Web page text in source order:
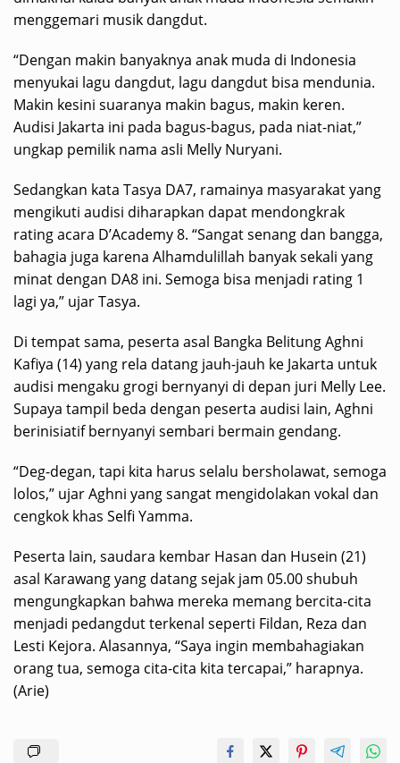
menggemari musik dangdut.
“Dengan makin banyaknya anak muda di Indonesia
menyukai lagu dangdut, lagu dangdut bisa mendunia.
Makin kesini suaranya makin bagus, makin keren.
Audisi Jakarta ini pada bagus-bagus, pada niat-niat,”
ungkap pemilik nama asli Melly Nuryani.
Sedangkan kata Tasya DA7, ramainya masyarakat yang
mengikuti audisi diharapkan dapat mendongkrak
rating acara D’Academy 8. “Sangat senang dan bangga,
bahagia juga karena Alhamdulillah banyak sekali yang
minat dengan DA8 ini. Semoga bisa menjadi rating 1
lagi ya,” ujar Tasya.
Di tempat sama, peserta asal Bangka Belitung Aghni
Kafiya (14) yang rela datang jauh-jauh ke Jakarta untuk
audisi mengaku grogi bernyanyi di depan juri Melly Lee.
Supaya tampil beda dengan peserta audisi lain, Aghni
berinisiatif bernyanyi sembari bermain gendang.
“Deg-degan, tapi kita harus selalu bersholawat, semoga
lolos,” ujar Aghni yang sangat mengidolakan vokal dan
cengkok khas Selfi Yamma.
Peserta lain, saudara kembar Hasan dan Husein (21)
asal Karawang yang datang sejak jam 05.00 shubuh
mengungkapkan bahwa mereka memang bercita-cita
menjadi pedangdut terkenal seperti Fildan, Reza dan
Lesti Kejora. Alasannya, “Saya ingin membahagiakan
orang tua, semoga cita-cita kita tercapai,” harapnya.
(Arie)